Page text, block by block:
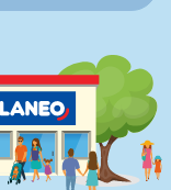
mikrofónom. Pre
nabíjanie
až do vzdialenosti
od
najjemnejšie
na prenášanie
slúchadlá
“,